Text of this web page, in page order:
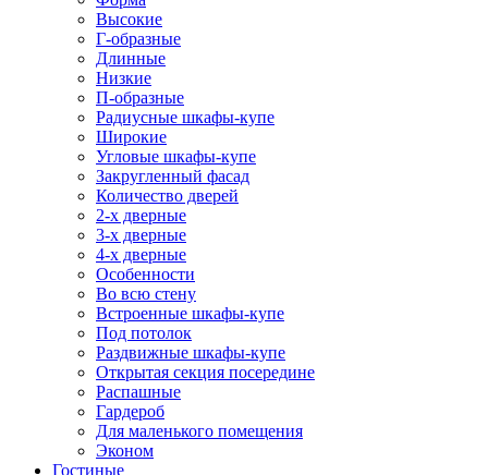
Высокие
Г-образные
Длинные
Низкие
П-образные
Радиусные шкафы-купе
Широкие
Угловые шкафы-купе
Закругленный фасад
Количество дверей
2-х дверные
3-х дверные
4-х дверные
Особенности
Во всю стену
Встроенные шкафы-купе
Под потолок
Раздвижные шкафы-купе
Открытая секция посередине
Распашные
Гардероб
Для маленького помещения
Эконом
Гостиные